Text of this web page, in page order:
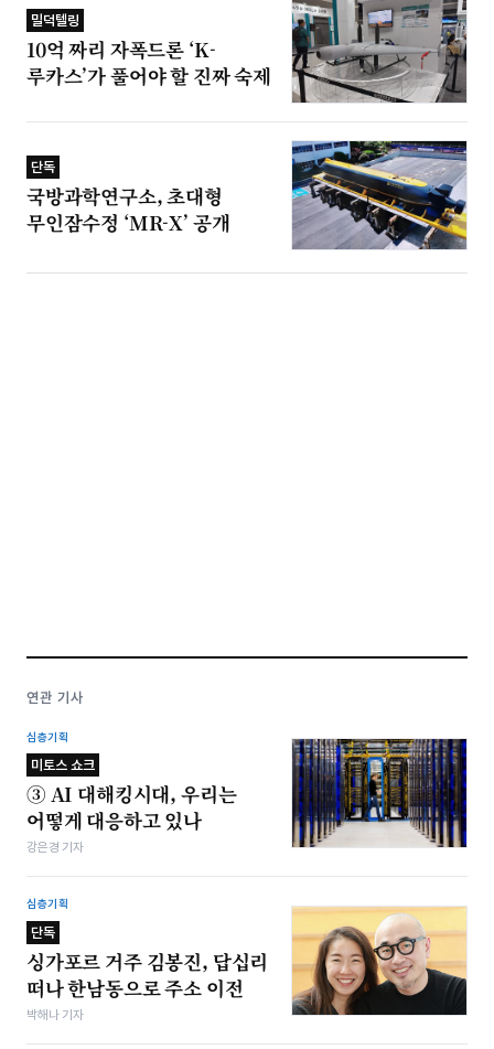
밀덕텔링
10억 짜리 자폭드론 ‘K-
루카스’가 풀어야 할 진짜 숙제
단독
국방과학연구소, 초대형
무인잠수정 ‘MR-X’ 공개
연관 기사
심층기획
미토스 쇼크
③ AI 대해킹시대, 우리는
어떻게 대응하고 있나
강은경 기자
심층기획
단독
싱가포르 거주 김봉진, 답십리
떠나 한남동으로 주소 이전
박해나 기자